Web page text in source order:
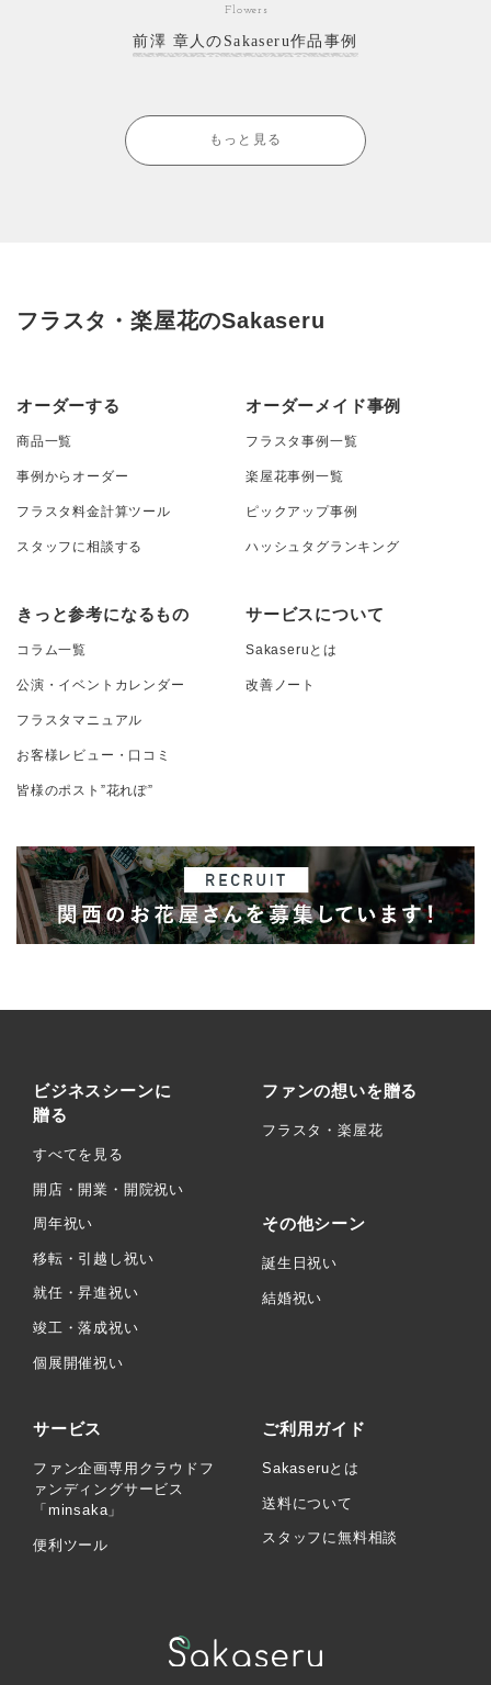
Flowers
前澤 章人のSakaseru作品事例
もっと見る
フラスタ・楽屋花のSakaseru
オーダーする
商品一覧
事例からオーダー
フラスタ料金計算ツール
スタッフに相談する
オーダーメイド事例
フラスタ事例一覧
楽屋花事例一覧
ピックアップ事例
ハッシュタグランキング
きっと参考になるもの
コラム一覧
公演・イベントカレンダー
フラスタマニュアル
お客様レビュー・口コミ
皆様のポスト”花れぽ”
サービスについて
Sakaseruとは
改善ノート
ビジネスシーンに
贈る
すべてを見る
開店・開業・開院祝い
周年祝い
移転・引越し祝い
就任・昇進祝い
竣工・落成祝い
個展開催祝い
ファンの想いを贈る
フラスタ・楽屋花
その他シーン
誕生日祝い
結婚祝い
サービス
ファン企画専用クラウドフ
ァンディングサービス
「minsaka」
便利ツール
ご利用ガイド
Sakaseruとは
送料について
スタッフに無料相談